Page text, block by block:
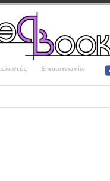
Επικοινωνία